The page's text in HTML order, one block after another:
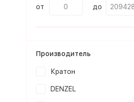
от до
Производитель
Кратон
DENZEL